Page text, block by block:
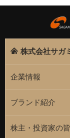
株式会社サガ
企業情報
ブランド紹介
株主・投資家の